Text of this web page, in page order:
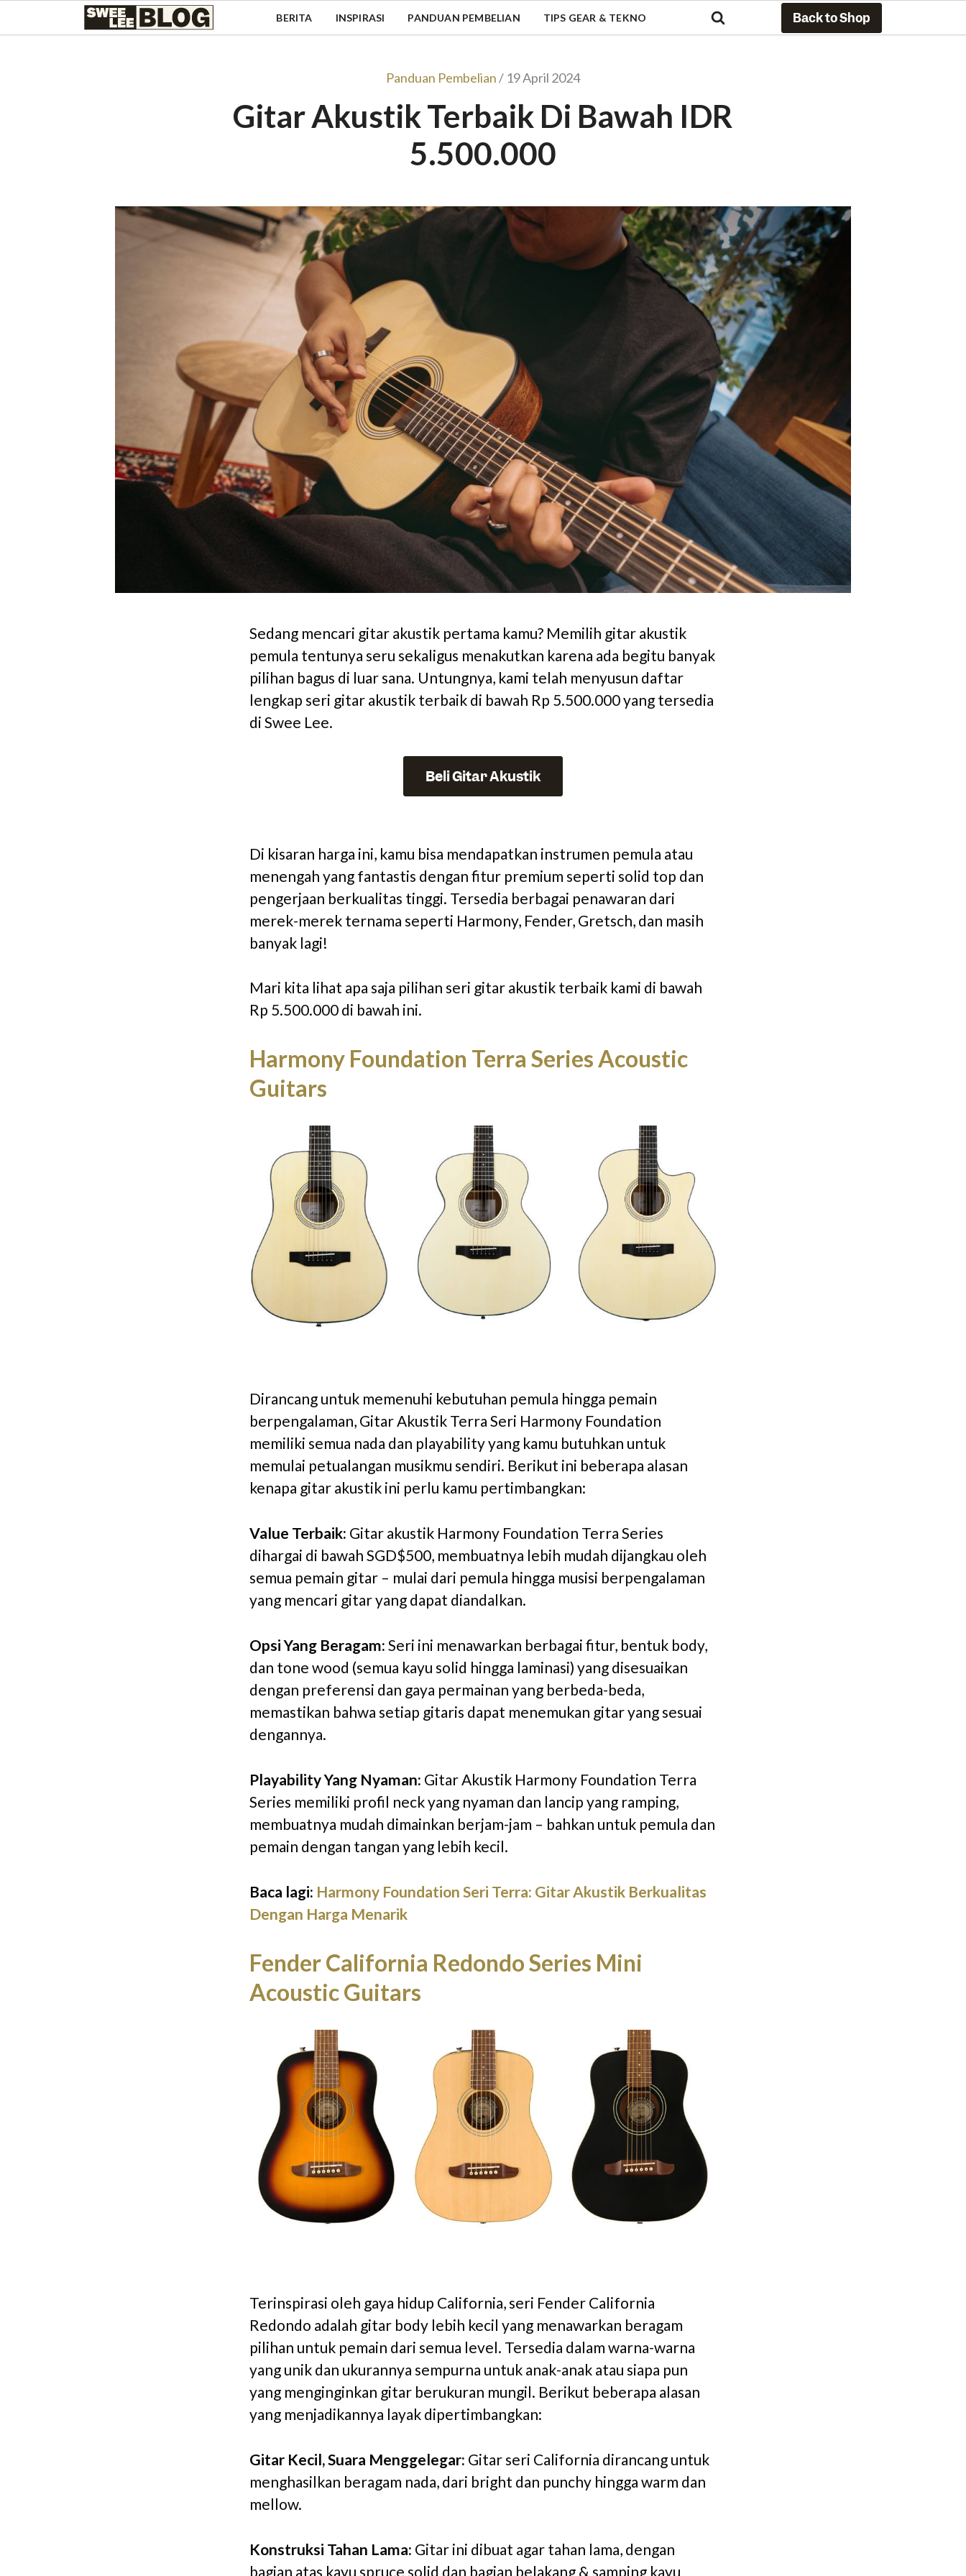
Singapore
Malaysia
Swee
BERITA INSPIRASI PANDUAN PEMBELIAN TIPS GEAR & TEKNO Back to Shop
Panduan Pembelian/ 19 April 2024
Gitar Akustik Terbaik Di Bawah IDR
5.500.000
Sedang mencari gitar akustik pertama kamu? Memilih gitar akustik
pemula tentunya seru sekaligus menakutkan karena ada begitu banyak
pilihan bagus di luar sana. Untungnya, kami telah menyusun daftar
lengkap seri gitar akustik terbaik di bawah Rp 5.500.000 yang tersedia
di Swee Lee.
Beli Gitar Akustik
Di kisaran harga ini, kamu bisa mendapatkan instrumen pemula atau
menengah yang fantastis dengan fitur premium seperti solid top dan
pengerjaan berkualitas tinggi. Tersedia berbagai penawaran dari
merek-merek ternama seperti Harmony, Fender, Gretsch, dan masih
banyak lagi!
Mari kita lihat apa saja pilihan seri gitar akustik terbaik kami di bawah
Rp 5.500.000 di bawah ini.
Harmony Foundation Terra Series Acoustic
Guitars
Dirancang untuk memenuhi kebutuhan pemula hingga pemain
berpengalaman, Gitar Akustik Terra Seri Harmony Foundation
memiliki semua nada dan playability yang kamu butuhkan untuk
memulai petualangan musikmu sendiri. Berikut ini beberapa alasan
kenapa gitar akustik ini perlu kamu pertimbangkan:
Value Terbaik: Gitar akustik Harmony Foundation Terra Series
dihargai di bawah SGD$500, membuatnya lebih mudah dijangkau oleh
semua pemain gitar – mulai dari pemula hingga musisi berpengalaman
yang mencari gitar yang dapat diandalkan.
Opsi Yang Beragam: Seri ini menawarkan berbagai fitur, bentuk body,
dan tone wood (semua kayu solid hingga laminasi) yang disesuaikan
dengan preferensi dan gaya permainan yang berbeda-beda,
memastikan bahwa setiap gitaris dapat menemukan gitar yang sesuai
dengannya.
Playability Yang Nyaman: Gitar Akustik Harmony Foundation Terra
Series memiliki profil neck yang nyaman dan lancip yang ramping,
membuatnya mudah dimainkan berjam-jam – bahkan untuk pemula dan
pemain dengan tangan yang lebih kecil.
Baca lagi: Harmony Foundation Seri Terra: Gitar Akustik Berkualitas
Dengan Harga Menarik
Fender California Redondo Series Mini
Acoustic Guitars
Terinspirasi oleh gaya hidup California, seri Fender California
Redondo adalah gitar body lebih kecil yang menawarkan beragam
pilihan untuk pemain dari semua level. Tersedia dalam warna-warna
yang unik dan ukurannya sempurna untuk anak-anak atau siapa pun
yang menginginkan gitar berukuran mungil. Berikut beberapa alasan
yang menjadikannya layak dipertimbangkan:
Gitar Kecil, Suara Menggelegar: Gitar seri California dirancang untuk
menghasilkan beragam nada, dari bright dan punchy hingga warm dan
mellow.
Konstruksi Tahan Lama: Gitar ini dibuat agar tahan lama, dengan
bagian atas kayu spruce solid dan bagian belakang & samping kayu